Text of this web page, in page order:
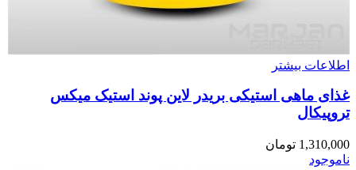
اطلاعات بیشتر
غذای ماهی استیکی بریدر لاین پوند استیک میکس
تروپیکال
1,310,000 تومان
ناموجود